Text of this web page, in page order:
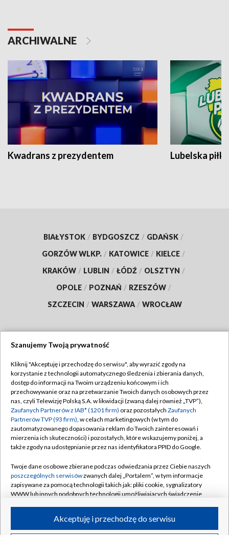
ARCHIWALNE
Kwadrans z prezydentem Lubelska piłka
BIAŁYSTOK / BYDGOSZCZ / GDAŃSK /
GORZÓW WLKP. / KATOWICE / KIELCE /
KRAKÓW / LUBLIN / ŁÓDŹ / OLSZTYN /
OPOLE / POZNAŃ / RZESZÓW /
SZCZECIN / WARSZAWA / WROCŁAW
TVP
Abonament TVP
Emisja w TVP
Centrum informacji TVP
Naziemna Telewizja Cyfrowa
Rada Programowa
System NOS
Informacje o nadawcy
Program dla prasy
Regulamin TVP
Polityka prywatności
Moje zgody
Pomoc
Kontakt
Kanały
Szanujemy Twoją prywatność
Kliknij "Akceptuję i przechodzę do serwisu", aby wyrazić zgody na
korzystanie z technologii automatycznego śledzenia i zbierania danych,
dostęp do informacji na Twoim urządzeniu końcowym i ich
przechowywanie oraz na przetwarzanie Twoich danych osobowych przez
nas, czyli Telewizję Polską S.A. w likwidacji (zwaną dalej również „TVP”),
Zaufanych Partnerów z IAB* (1201 firm) oraz pozostałych Zaufanych
Partnerów TVP (93 firm), w celach marketingowych (w tym do
zautomatyzowanego dopasowania reklam do Twoich zainteresowań i
mierzenia ich skuteczności) i pozostałych, które wskazujemy poniżej, a
także zgody na udostępnianie przez nas identyfikatora PPID do Google.
Twoje dane osobowe zbierane podczas odwiedzania przez Ciebie naszych
poszczególnych serwisówzwanych dalej „Portalem”, w tym informacje
zapisywane za pomocą technologii takich jak: pliki cookie, sygnalizatory
WWW lub innych podobnych technologii umożliwiających świadczenie
ruchu w Internecie.Akceptuję i przechodzę do serwisu